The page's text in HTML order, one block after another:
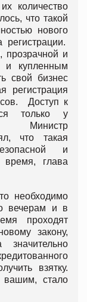
количество
что такой
нового
прозрачной и
и купленным
свой бизнес
Доступ к
только у
Министр
что такая
и
глава
необходимо
вечерам и в
проходят
закону,
взятку.
вашим, стало